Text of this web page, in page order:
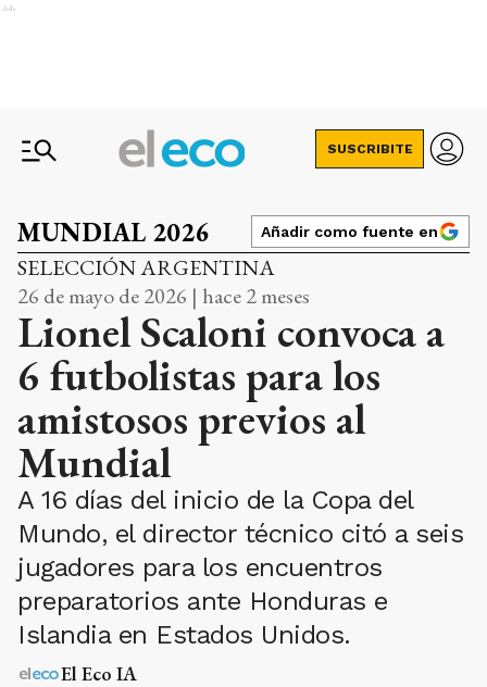
Ads
SUSCRIBITE
MUNDIAL 2026 Añadir como fuente en
SELECCIÓN ARGENTINA
26 de mayo de 2026 | hace 2 meses
Lionel Scaloni convoca a
6 futbolistas para los
amistosos previos al
Mundial
A 16 días del inicio de la Copa del
Mundo, el director técnico citó a seis
jugadores para los encuentros
preparatorios ante Honduras e
Islandia en Estados Unidos.
El Eco IA